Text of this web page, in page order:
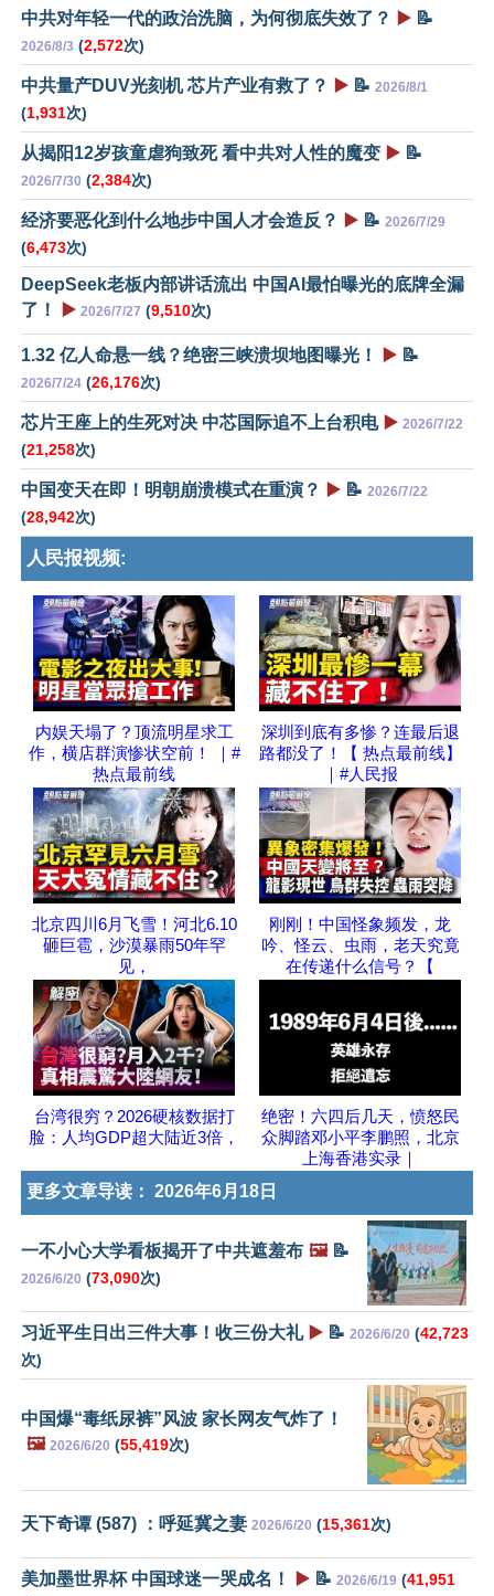
中共对年轻一代的政治洗脑，为何彻底失效了？ ▶️ 📝
2026/8/3 (2,572次)
中共量产DUV光刻机 芯片产业有救了？ ▶️ 📝 2026/8/1
(1,931次)
从揭阳12岁孩童虐狗致死 看中共对人性的魔变 ▶️ 📝
2026/7/30 (2,384次)
经济要恶化到什么地步中国人才会造反？ ▶️ 📝 2026/7/29
(6,473次)
DeepSeek老板内部讲话流出 中国AI最怕曝光的底牌全漏
了！
▶️ 2026/7/27 (9,510次)
1.32 亿人命悬一线？绝密三峡溃坝地图曝光！ ▶️ 📝
2026/7/24 (26,176次)
芯片王座上的生死对决 中芯国际追不上台积电 ▶️ 2026/7/22
(21,258次)
中国变天在即！明朝崩溃模式在重演？ ▶️ 📝 2026/7/22
(28,942次)
人民报视频:
内娱天塌了？顶流明星求工
作，横店群演惨状空前！ ｜#
热点最前线
深圳到底有多惨？连最后退
路都没了！【 热点最前线】
｜#人民报
北京四川6月飞雪！河北6.10
砸巨雹，沙漠暴雨50年罕
见，
刚刚！中国怪象频发，龙
吟、怪云、虫雨，老天究竟
在传递什么信号？【
台湾很穷？2026硬核数据打
脸：人均GDP超大陆近3倍，
绝密！六四后几天，愤怒民
众脚踏邓小平李鹏照，北京
上海香港实录｜
更多文章导读： 2026年6月18日
一不小心大学看板揭开了中共遮羞布 🖼️📝
2026/6/20 (73,090次)
习近平生日出三件大事！收三份大礼 ▶️ 📝 2026/6/20 (42,723
次)
中国爆“毒纸尿裤”风波 家长网友气炸了！
🖼️ 2026/6/20 (55,419次)
天下奇谭 (587) ：呼延冀之妻 2026/6/20 (15,361次)
美加墨世界杯 中国球迷一哭成名！ ▶️ 📝 2026/6/19 (41,951